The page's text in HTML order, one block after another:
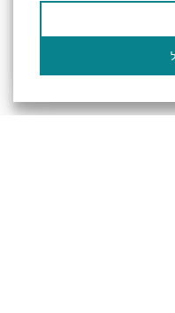
الخصوصية
الخاصة